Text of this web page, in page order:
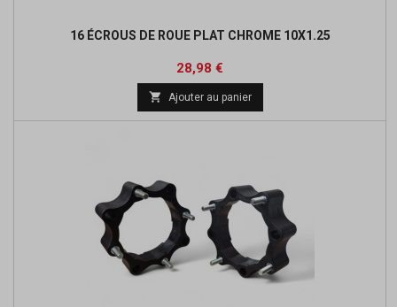
16 ÉCROUS DE ROUE PLAT CHROME 10X1.25
Prix
28,98 €
 Ajouter au panier